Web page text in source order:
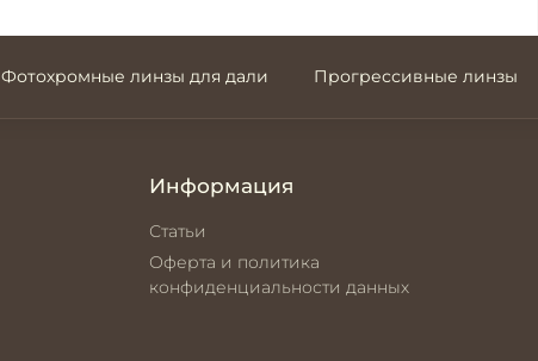
Фотохромные линзы для дали Прогрессивные линзы
Информация
Статьи
Оферта и политика
конфиденциальности данных